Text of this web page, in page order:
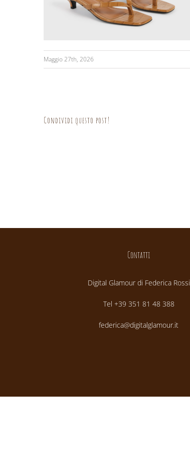
Maggio 27th, 2026
Condividi questo post!
Contatti
Digital Glamour di Federica Rossi
Tel +39 351 81 48 388
federica@digitalglamour.it